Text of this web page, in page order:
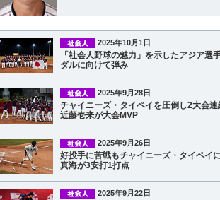
2025年10月1日
「社会人野球の魅力」を示したアジア選
ダルに向けて弾み
2025年9月28日
チャイニーズ・タイペイを圧倒し2大会
近藤壱来が大会MVP
2025年9月26日
好投手に苦戦もチャイニーズ・タイペイ
真海が3安打1打点
2025年9月22日